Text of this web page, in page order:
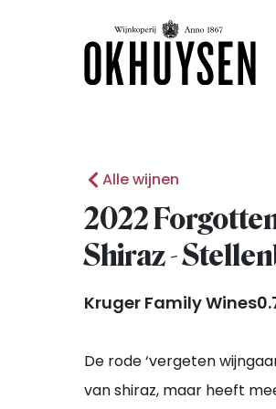
Alle wijnen
2022
Shiraz -
Kruger Family Wines
De rode ‘vergeten
van shiraz, maar heeft